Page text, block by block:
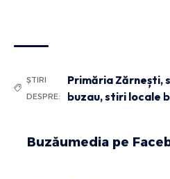
ȘTIRI
DESPRE:
Primăria Zărnești,
buzau,stiri locale
Buzăumedia pe